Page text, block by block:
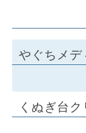
やぐちメデ
くぬぎ台ク